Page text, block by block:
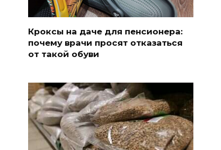
Кроксы на даче для пенсионера:
почему врачи просят отказаться
от такой обуви